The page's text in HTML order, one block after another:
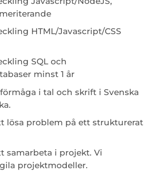
HTML/Javascript/CSS
SQL och
minst 1 år
i tal och skrift i Svenska
lösa problem på ett strukturerat
samarbeta i projekt. Vi
projektmodeller.